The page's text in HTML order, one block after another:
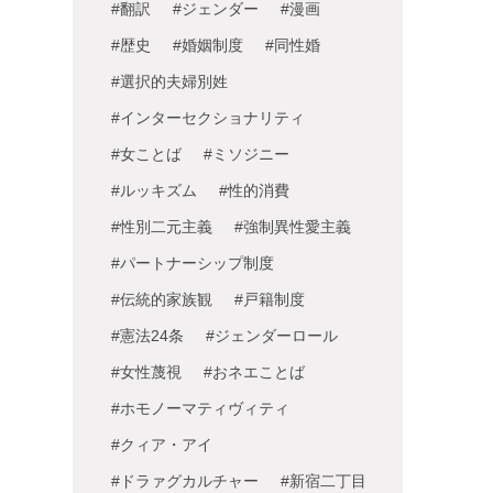
#翻訳 #ジェンダー #漫画
#歴史 #婚姻制度 #同性婚
#選択的夫婦別姓
#インターセクショナリティ
#女ことば #ミソジニー
#ルッキズム #性的消費
#性別二元主義 #強制異性愛主義
#パートナーシップ制度
#伝統的家族観 #戸籍制度
#憲法24条 #ジェンダーロール
#女性蔑視 #おネエことば
#ホモノーマティヴィティ
#クィア・アイ
#ドラァグカルチャー #新宿二丁目